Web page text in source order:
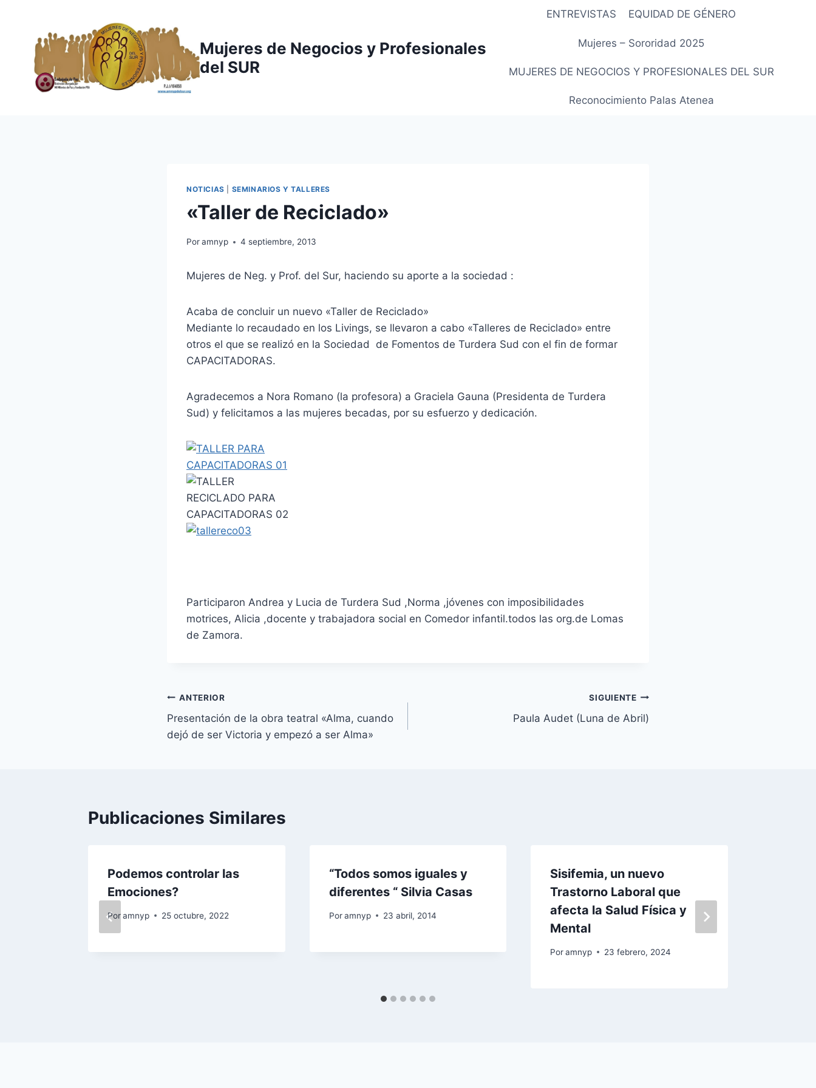
contenido
Mujeres de Negocios y Profesionales
del SUR
ENTREVISTAS EQUIDAD DE GÉNERO
Mujeres – Sororidad 2025
MUJERES DE NEGOCIOS Y PROFESIONALES DEL SUR
Reconocimiento Palas Atenea
NOTICIAS SEMINARIOS Y TALLERES
«Taller de Reciclado»
Poramnyp 4 septiembre, 2013
Mujeres de Neg. y Prof. del Sur, haciendo su aporte a la sociedad :
Acaba de concluir un nuevo «Taller de Reciclado»
Mediante lo recaudado en los Livings, se llevaron a cabo «Talleres de Reciclado» entre
otros el que se realizó en la Sociedad de Fomentos de Turdera Sud con el fin de formar
CAPACITADORAS.
Agradecemos a Nora Romano (la profesora) a Graciela Gauna (Presidenta de Turdera
Sud) y felicitamos a las mujeres becadas, por su esfuerzo y dedicación.
Participaron Andrea y Lucia de Turdera Sud ,Norma ,jóvenes con imposibilidades
motrices, Alicia ,docente y trabajadora social en Comedor infantil.todos las org.de Lomas
de Zamora.
Navegación
de
ANTERIOR
Presentación de la obra teatral «Alma, cuando
dejó de ser Victoria y empezó a ser Alma»
SIGUIENTE
Paula Audet (Luna de Abril)
Publicaciones Similares
Podemos controlar las
Emociones?
Poramnyp 25 octubre, 2022
“Todos somos iguales y
diferentes “ Silvia Casas
Por amnyp 23 abril, 2014
Sisifemia, un nuevo
Trastorno Laboral que
afecta la Salud Física y
Mental
Por amnyp 23 febrero, 2024